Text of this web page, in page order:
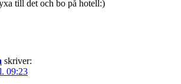
till det och bo på hotell:)
skriver:
09:23